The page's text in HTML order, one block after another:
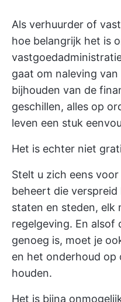
Als verhuurder of
hoe belangrijk het is
gaat om naleving
bijhouden van de
geschillen, alles op
leven een stuk
Het is echter niet
Stelt u zich eens
beheert die
staten en steden, elk
regelgeving. En
genoeg is, moet je
en het onderhoud op
houden.
Het is bijna